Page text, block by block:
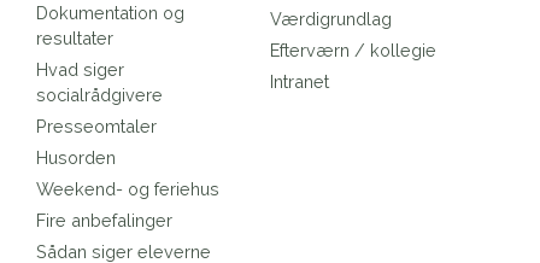
Dokumentation og
resultater
Hvad siger
socialrådgivere
Presseomtaler
Husorden
Weekend- og feriehus
Fire anbefalinger
Sådan siger eleverne
Værdigrundlag
Efterværn / kollegie
Intranet